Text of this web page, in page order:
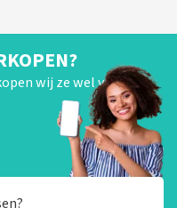
wij ze wel van je!